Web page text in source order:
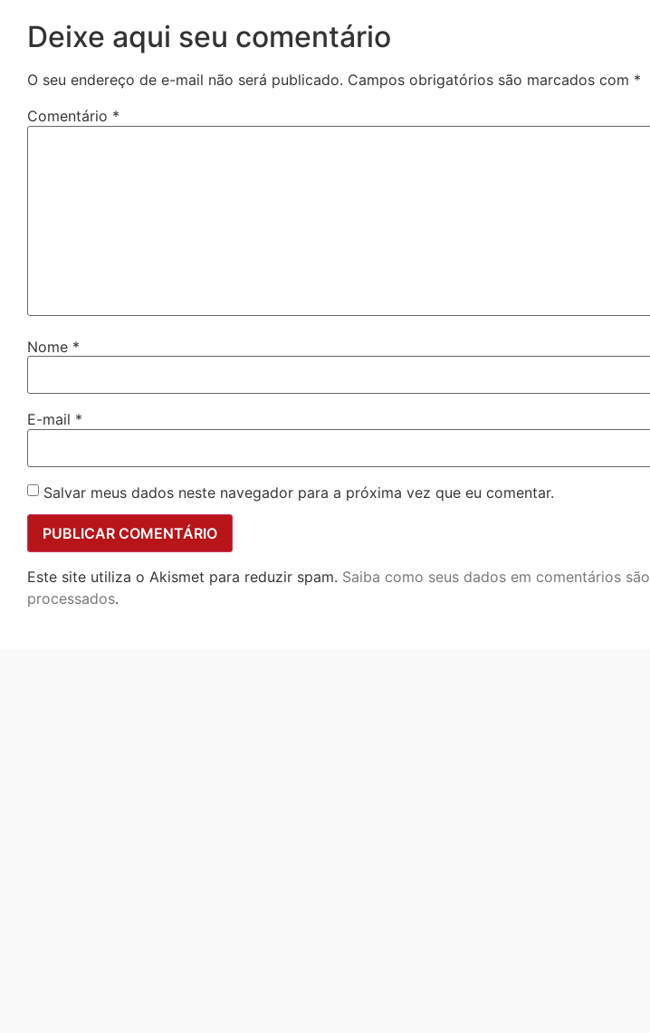
Deixe aqui seu comentário
O seu endereço de e-mail não será publicado. Campos obrigatórios são marcados com *
Comentário *
Nome *
E-mail *
Salvar meus dados neste navegador para a próxima vez que eu comentar.
Este site utiliza o Akismet para reduzir spam. Saiba como seus dados em comentários são
processados.